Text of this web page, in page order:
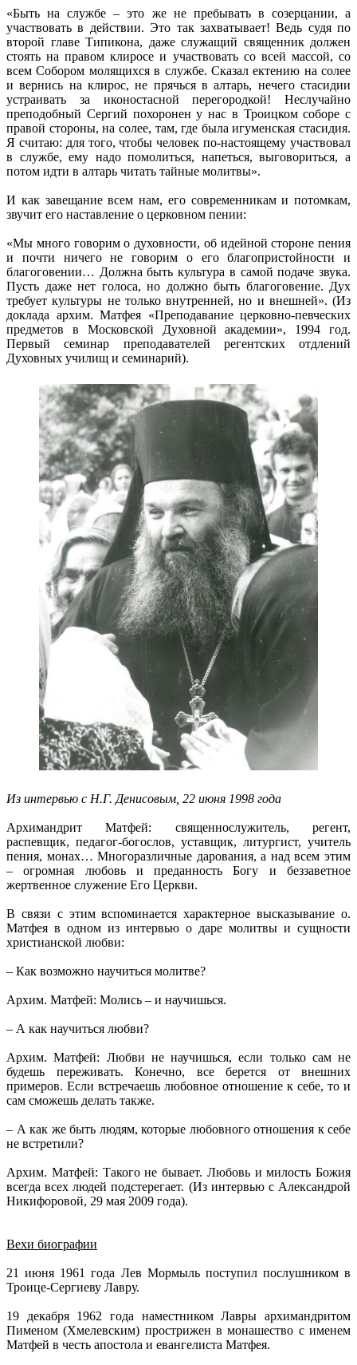
«Быть на службе – это же не пребывать в созерцании, а
участвовать в действии. Это так захватывает! Ведь судя по
второй главе Типикона, даже служащий священник должен
стоять на правом клиросе и участвовать со всей массой, со
всем Собором молящихся в службе. Сказал ектению на солее
и вернись на клирос, не прячься в алтарь, нечего стасидии
устраивать за иконостасной перегородкой! Неслучайно
преподобный Сергий похоронен у нас в Троицком соборе с
правой стороны, на солее, там, где была игуменская стасидия.
Я считаю: для того, чтобы человек по-настоящему участвовал
в службе, ему надо помолиться, напеться, выговориться, а
потом идти в алтарь читать тайные молитвы».
И как завещание всем нам, его современникам и потомкам,
звучит его наставление о церковном пении:
«Мы много говорим о духовности, об идейной стороне пения
и почти ничего не говорим о его благопристойности и
благоговении… Должна быть культура в самой подаче звука.
Пусть даже нет голоса, но должно быть благоговение. Дух
требует культуры не только внутренней, но и внешней». (Из
доклада архим. Матфея «Преподавание церковно-певческих
предметов в Московской Духовной академии», 1994 год.
Первый семинар преподавателей регентских отдлений
Духовных училищ и семинарий).
Из интервью с Н.Г. Денисовым, 22 июня 1998 года
Архимандрит Матфей: священнослужитель, регент,
распевщик, педагог-богослов, уставщик, литургист, учитель
пения, монах… Многоразличные дарования, а над всем этим
– огромная любовь и преданность Богу и беззаветное
жертвенное служение Его Церкви.
В связи с этим вспоминается характерное высказывание о.
Матфея в одном из интервью о даре молитвы и сущности
христианской любви:
– Как возможно научиться молитве?
Архим. Матфей: Молись – и научишься.
– А как научиться любви?
Архим. Матфей: Любви не научишься, если только сам не
будешь переживать. Конечно, все берется от внешних
примеров. Если встречаешь любовное отношение к себе, то и
сам сможешь делать также.
– А как же быть людям, которые любовного отношения к себе
не встретили?
Архим. Матфей: Такого не бывает. Любовь и милость Божия
всегда всех людей подстерегает. (Из интервью с Александрой
Никифоровой, 29 мая 2009 года).
Вехи биографии
21 июня 1961 года Лев Мормыль поступил послушником в
Троице-Сергиеву Лавру.
19 декабря 1962 года наместником Лавры архимандритом
Пименом (Хмелевским) прострижен в монашество с именем
Матфей в честь апостола и евангелиста Матфея.